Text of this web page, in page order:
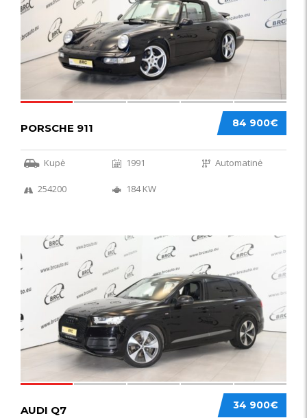
84 900€
PORSCHE 911
Kupė 1991 Automatinė
254200 184 KW
56
34 900€
AUDI Q7